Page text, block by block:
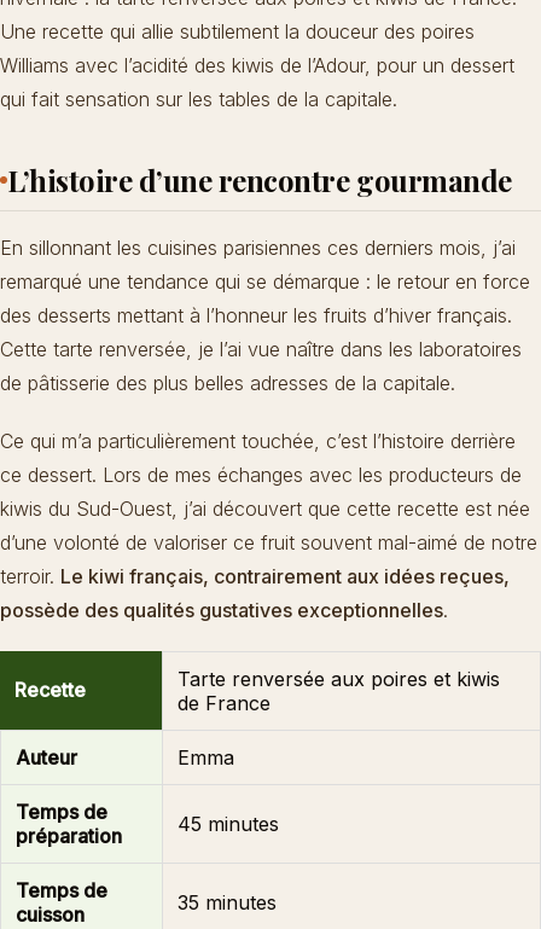
Une recette qui allie subtilement la douceur des poires
Williams avec l’acidité des kiwis de l’Adour, pour un dessert
qui fait sensation sur les tables de la capitale.
L’histoire d’une rencontre gourmande
En sillonnant les cuisines parisiennes ces derniers mois, j’ai
remarqué une tendance qui se démarque : le retour en force
des desserts mettant à l’honneur les fruits d’hiver français.
Cette tarte renversée, je l’ai vue naître dans les laboratoires
de pâtisserie des plus belles adresses de la capitale.
Ce qui m’a particulièrement touchée, c’est l’histoire derrière
ce dessert. Lors de mes échanges avec les producteurs de
kiwis du Sud-Ouest, j’ai découvert que cette recette est née
d’une volonté de valoriser ce fruit souvent mal-aimé de notre
terroir. Le kiwi français, contrairement aux idées reçues,
possède des qualités gustatives exceptionnelles.
Recette
Tarte renversée aux poires et kiwis
de France
Auteur Emma
Temps de
préparation
45 minutes
Temps de
cuisson
35 minutes